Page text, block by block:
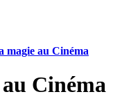
magie au Cinéma
Cinéma